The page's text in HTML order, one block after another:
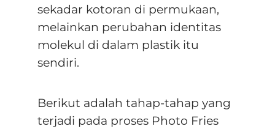
sekadar kotoran di permukaan,
melainkan perubahan identitas
molekul di dalam plastik itu
sendiri.
Berikut adalah tahap-tahap yang
terjadi pada proses Photo Fries